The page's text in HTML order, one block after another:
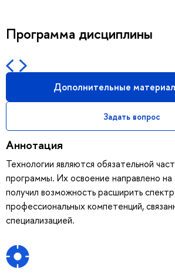
Программа дисциплины
Дополнительные
Задать вопрос
Аннотация
Технологии являются обязательной
программы. Их освоение направлено
получил возможность расширить
профессиональных компетенций,
специализацией.